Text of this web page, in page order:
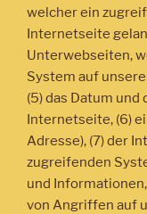
welcher ein
Internetseite
Unterwebseiten,
System auf
(5) das Datum
Internetseite, (6)
Adresse), (7) der
zugreifenden
und
von Angriffen auf